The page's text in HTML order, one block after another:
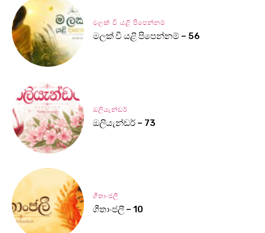
මලක් වී යළි පිපෙන්නම්
මලක් වී යළි පිපෙන්නම් – 56
ඔලියැන්ඩර්
ඔලියැන්ඩර් – 73
ගීතාංජලී
ගීතාංජලී – 10